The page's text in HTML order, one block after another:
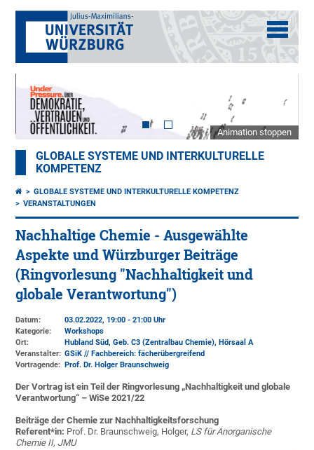
Animation stoppen
GLOBALE SYSTEME UND INTERKULTURELLE
KOMPETENZ
GLOBALE SYSTEME UND INTERKULTURELLE KOMPETENZ
VERANSTALTUNGEN
Nachhaltige Chemie - Ausgewählte
Aspekte und Würzburger Beiträge
(Ringvorlesung "Nachhaltigkeit und
globale Verantwortung")
Datum:
03.02.2022, 19:00 - 21:00 Uhr
Kategorie:
Workshops
Ort:
Hubland Süd, Geb. C3 (Zentralbau Chemie), Hörsaal A
Veranstalter: GSiK // Fachbereich: fächerübergreifend
Vortragende:
Prof. Dr. Holger Braunschweig
Der Vortrag ist ein Teil der Ringvorlesung „Nachhaltigkeit und globale
Verantwortung“ – WiSe 2021/22
Beiträge der Chemie zur Nachhaltigkeitsforschung
Referent*in: Prof. Dr. Braunschweig, Holger, LS für Anorganische
Chemie II, JMU